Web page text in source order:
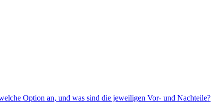
Option an, und was sind die jeweiligen Vor- und Nachteile?